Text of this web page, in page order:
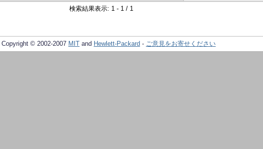
検索結果表示: 1 - 1 / 1
Copyright © 2002-2007 MIT and Hewlett-Packard - ご意見をお寄せください